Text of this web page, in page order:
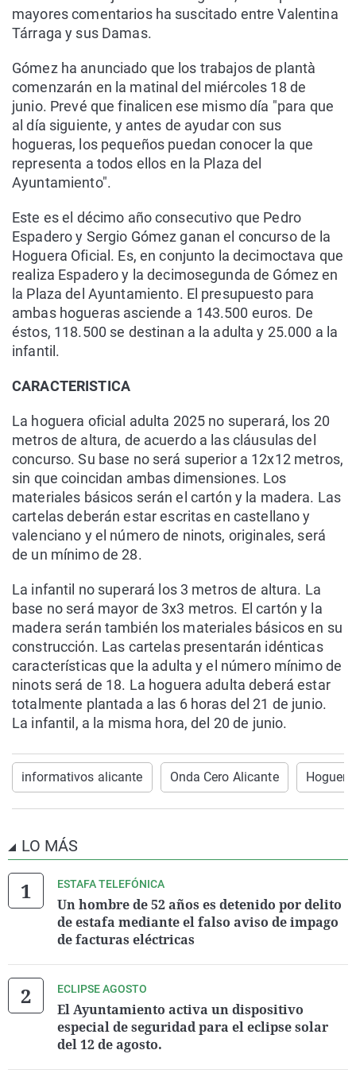
mayores comentarios ha suscitado entre Valentina
Tárraga y sus Damas.
Gómez ha anunciado que los trabajos de plantà
comenzarán en la matinal del miércoles 18 de
junio. Prevé que finalicen ese mismo día "para que
al día siguiente, y antes de ayudar con sus
hogueras, los pequeños puedan conocer la que
representa a todos ellos en la Plaza del
Ayuntamiento".
Este es el décimo año consecutivo que Pedro
Espadero y Sergio Gómez ganan el concurso de la
Hoguera Oficial. Es, en conjunto la decimoctava que
realiza Espadero y la decimosegunda de Gómez en
la Plaza del Ayuntamiento. El presupuesto para
ambas hogueras asciende a 143.500 euros. De
éstos, 118.500 se destinan a la adulta y 25.000 a la
infantil.
CARACTERISTICA
La hoguera oficial adulta 2025 no superará, los 20
metros de altura, de acuerdo a las cláusulas del
concurso. Su base no será superior a 12x12 metros,
sin que coincidan ambas dimensiones. Los
materiales básicos serán el cartón y la madera. Las
cartelas deberán estar escritas en castellano y
valenciano y el número de ninots, originales, será
de un mínimo de 28.
La infantil no superará los 3 metros de altura. La
base no será mayor de 3x3 metros. El cartón y la
madera serán también los materiales básicos en su
construcción. Las cartelas presentarán idénticas
características que la adulta y el número mínimo de
ninots será de 18. La hoguera adulta deberá estar
totalmente plantada a las 6 horas del 21 de junio.
La infantil, a la misma hora, del 20 de junio.
informativos alicante Onda Cero Alicante
LO MÁS
ESTAFA TELEFÓNICA
Un hombre de 52 años es detenido por delito
de estafa mediante el falso aviso de impago
de facturas eléctricas
ECLIPSE AGOSTO
El Ayuntamiento activa un dispositivo
especial de seguridad para el eclipse solar
del 12 de agosto.